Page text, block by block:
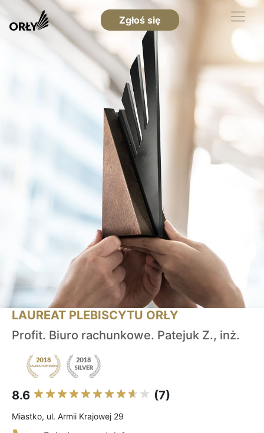
Zgłoś się
LAUREAT PLEBISCYTU ORŁY
Profit. Biuro rachunkowe. Patejuk Z., inż.
8.6 (7)
Miastko, ul. Armii Krajowej 29